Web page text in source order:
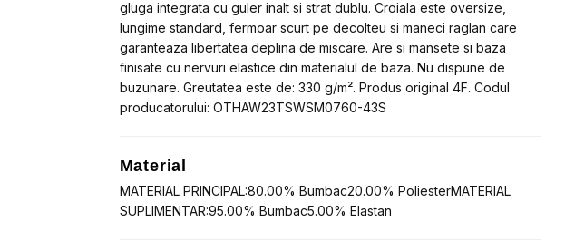
gluga integrata cu guler inalt si strat dublu. Croiala este oversize,
lungime standard, fermoar scurt pe decolteu si maneci raglan care
garanteaza libertatea deplina de miscare. Are si mansete si baza
finisate cu nervuri elastice din materialul de baza. Nu dispune de
buzunare. Greutatea este de: 330 g/m². Produs original 4F. Codul
producatorului: OTHAW23TSWSM0760-43S
Material
MATERIAL PRINCIPAL:80.00% Bumbac20.00% PoliesterMATERIAL
SUPLIMENTAR:95.00% Bumbac5.00% Elastan